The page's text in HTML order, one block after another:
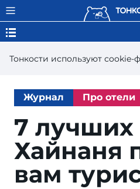
Тонкости используют сookie-
Журнал Про отели
7 лучших
Хай­на­ня
вам